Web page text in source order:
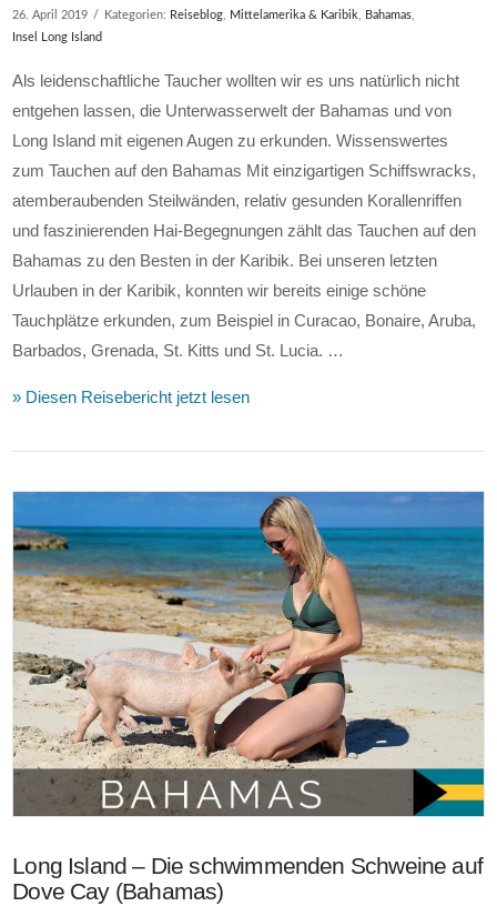
VIEW POST
26. April 2019 Kategorien: Reiseblog Mittelamerika & Karibik Bahamas
Insel Long Island
Als leidenschaftliche Taucher wollten wir es uns natürlich nicht
entgehen lassen, die Unterwasserwelt der Bahamas und von
Long Island mit eigenen Augen zu erkunden. Wissenswertes
zum Tauchen auf den Bahamas Mit einzigartigen Schiffswracks,
atemberaubenden Steilwänden, relativ gesunden Korallenriffen
und faszinierenden Hai-Begegnungen zählt das Tauchen auf den
Bahamas zu den Besten in der Karibik. Bei unseren letzten
Urlauben in der Karibik, konnten wir bereits einige schöne
Tauchplätze erkunden, zum Beispiel in Curacao, Bonaire, Aruba,
Barbados, Grenada, St. Kitts und St. Lucia. …
» Diesen Reisebericht jetzt lesen
Long Island – Die schwimmenden Schweine auf
Dove Cay (Bahamas)